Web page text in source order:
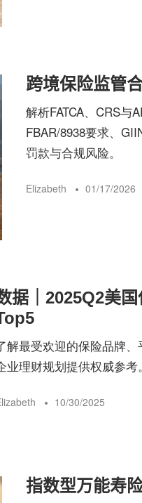
跨境保险监管
解析FATCA、CRS与
FBAR/8938要求、
罚款与合规风险。
Elizabeth 01/17/2026
据｜2025Q2美
解最受欢迎的保险品牌
业理财规划提供权威参考。
10/30/2025
指数型万能寿